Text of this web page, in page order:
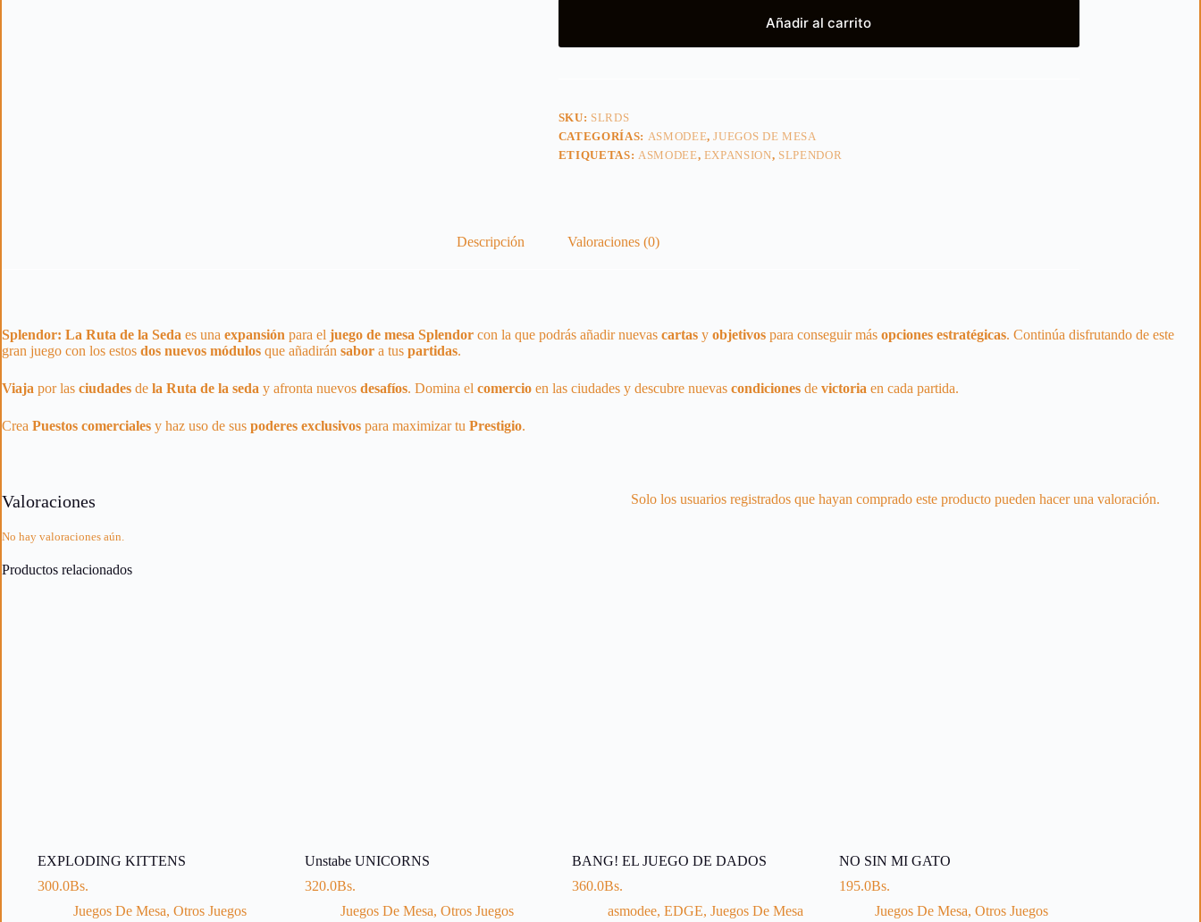
Añadir al carrito
SKU: SLRDS
CATEGORÍAS: ASMODEE,JUEGOS DE MESA
ETIQUETAS: ASMODEE, EXPANSION, SLPENDOR
Descripción Valoraciones (0)
Splendor: La Ruta de la Seda es una expansión para el juego de mesa Splendor con la que podrás añadir nuevas cartas y objetivos para conseguir más opciones estratégicas. Continúa disfrutando de este
gran juego con los estos dos nuevos módulos que añadirán sabor a tus partidas.
Viaja por las ciudades de la Ruta de la seda y afronta nuevos desafíos. Domina el comercio en las ciudades y descubre nuevas condiciones de victoria en cada partida.
Crea Puestos comerciales y haz uso de sus poderes exclusivos para maximizar tu Prestigio.
Valoraciones
No hay valoraciones aún.
Solo los usuarios registrados que hayan comprado este producto pueden hacer una valoración.
Productos relacionados
EXPLODING KITTENS
300.0Bs.
Juegos De Mesa, Otros Juegos
Unstabe UNICORNS
320.0Bs.
Juegos De Mesa, Otros Juegos
BANG! EL JUEGO DE DADOS
360.0Bs.
asmodee, EDGE, Juegos De Mesa
NO SIN MI GATO
195.0Bs.
Juegos De Mesa, Otros Juegos